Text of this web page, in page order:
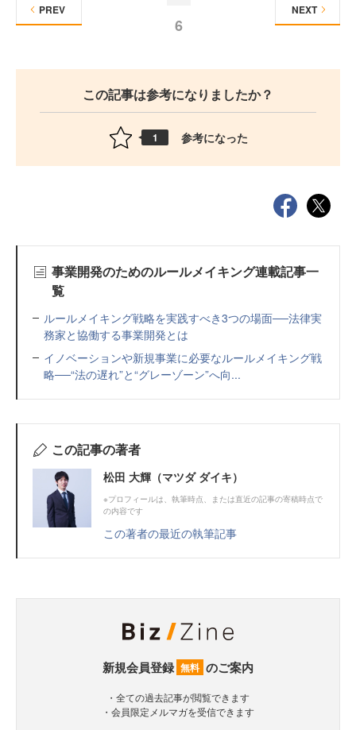
6
PREV NEXT
この記事は参考になりましたか？
1 参考になった
事業開発のためのルールメイキング連載記事一
覧
ルールメイキング戦略を実践すべき3つの場面──法律実
務家と協働する事業開発とは
イノベーションや新規事業に必要なルールメイキング戦
略──“法の遅れ”と“グレーゾーン”へ向...
この記事の著者
松田 大輝（マツダ ダイキ）
※プロフィールは、執筆時点、または直近の記事の寄稿時点で
の内容です
この著者の最近の執筆記事
新規会員登録 無料 のご案内
・全ての過去記事が閲覧できます
・会員限定メルマガを受信できます